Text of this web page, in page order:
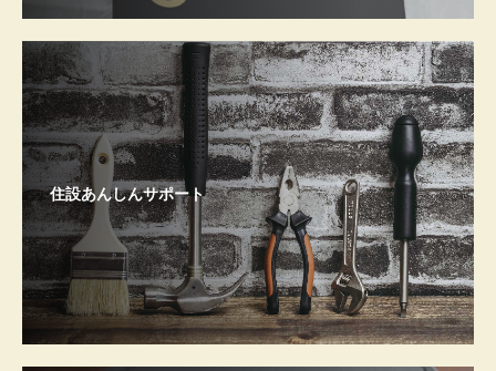
住設あんしんサポート